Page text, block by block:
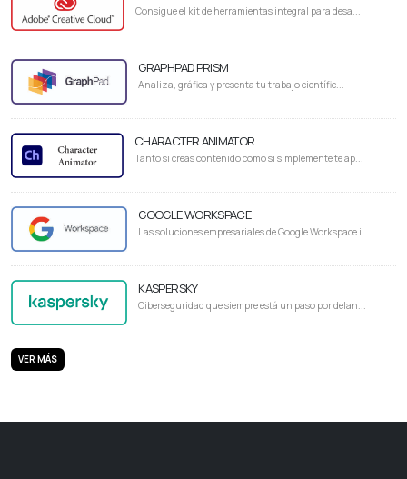
Consigue el kit de herramientas integral para desa...
GRAPHPAD PRISM
Analiza, gráfica y presenta tu trabajo científic...
CHARACTER ANIMATOR
Tanto si creas contenido como si simplemente te ap...
GOOGLE WORKSPACE
Las soluciones empresariales de Google Workspace i...
KASPERSKY
Ciberseguridad que siempre está un paso por delan...
VER MÁS